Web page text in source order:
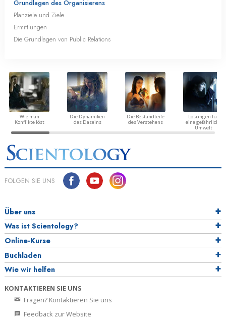
Grundlagen des Organisierens
Planziele und Ziele
Ermittlungen
Die Grundlagen von Public Relations
Wie man
Konflikte löst
Die Dynamiken
des Daseins
Die Bestandteile
des Verstehens
Lösungen für
eine gefährliche
Umwelt
FOLGEN SIE UNS
Über uns
Was ist Scientology?
Online-Kurse
Buchladen
Wie wir helfen
KONTAKTIEREN SIE UNS
Fragen? Kontaktieren Sie uns
Feedback zur Website